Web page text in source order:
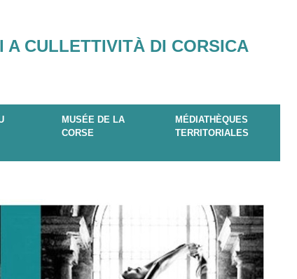
A CULLETTIVITÀ DI CORSICA
MUSÉE DE LA
CORSE
MÉDIATHÈQUES
TERRITORIALES